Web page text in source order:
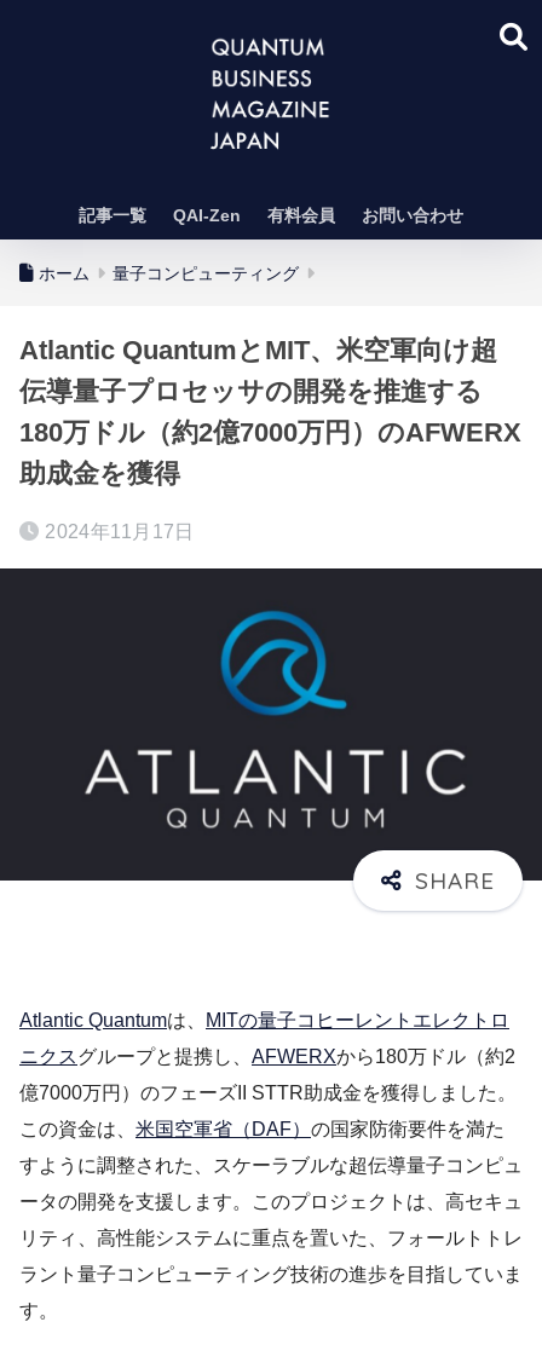
記事一覧 QAI-Zen 有料会員 お問い合わせ
ホーム 量子コンピューティング
Atlantic QuantumとMIT、米空軍向け超
伝導量子プロセッサの開発を推進する
180万ドル（約2億7000万円）のAFWERX
助成金を獲得
2024年11月17日
Atlantic Quantumは、
MITの量子コヒーレントエレクトロ
ニクスグループと提携し、 AFWERXから180万ドル（約2
億7000万円）のフェーズII STTR助成金を獲得しました。
この資金は、 米国空軍省（DAF） の国家防衛要件を満た
すように調整された、スケーラブルな超伝導量子コンピュ
ータの開発を支援します。このプロジェクトは、高セキュ
リティ、高性能システムに重点を置いた、フォールトトレ
ラント量子コンピューティング技術の進歩を目指していま
す。